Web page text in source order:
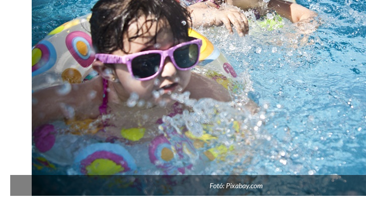
Fotó: Pixabay.com